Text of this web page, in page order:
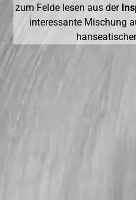
zum Felde lesen aus der
interessante Mischung